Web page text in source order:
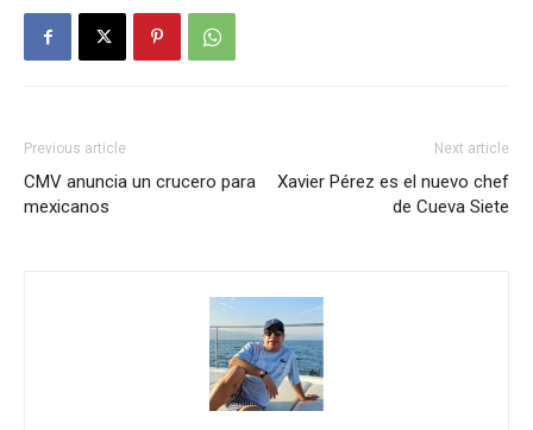
Previous article
CMV anuncia un crucero para
mexicanos
Next article
Xavier Pérez es el nuevo chef
de Cueva Siete